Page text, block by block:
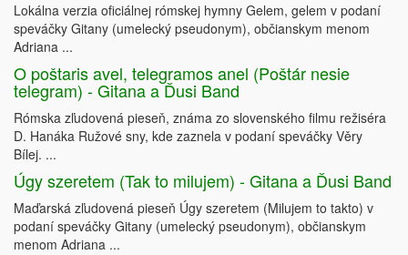
Lokálna verzia oficiálnej rómskej hymny Gelem, gelem v podaní
speváčky Gitany (umelecký pseudonym), občianskym menom
Adriana ...
O poštaris avel, telegramos anel (Poštár nesie
telegram) - Gitana a Ďusi Band
Rómska zľudovená pieseň, známa zo slovenského filmu režiséra
D. Hanáka Ružové sny, kde zaznela v podaní speváčky Věry
Bílej. ...
Úgy szeretem (Tak to milujem) - Gitana a Ďusi Band
Maďarská zľudovená pieseň Úgy szeretem (Milujem to takto) v
podaní speváčky Gitany (umelecký pseudonym), občianskym
menom Adriana ...